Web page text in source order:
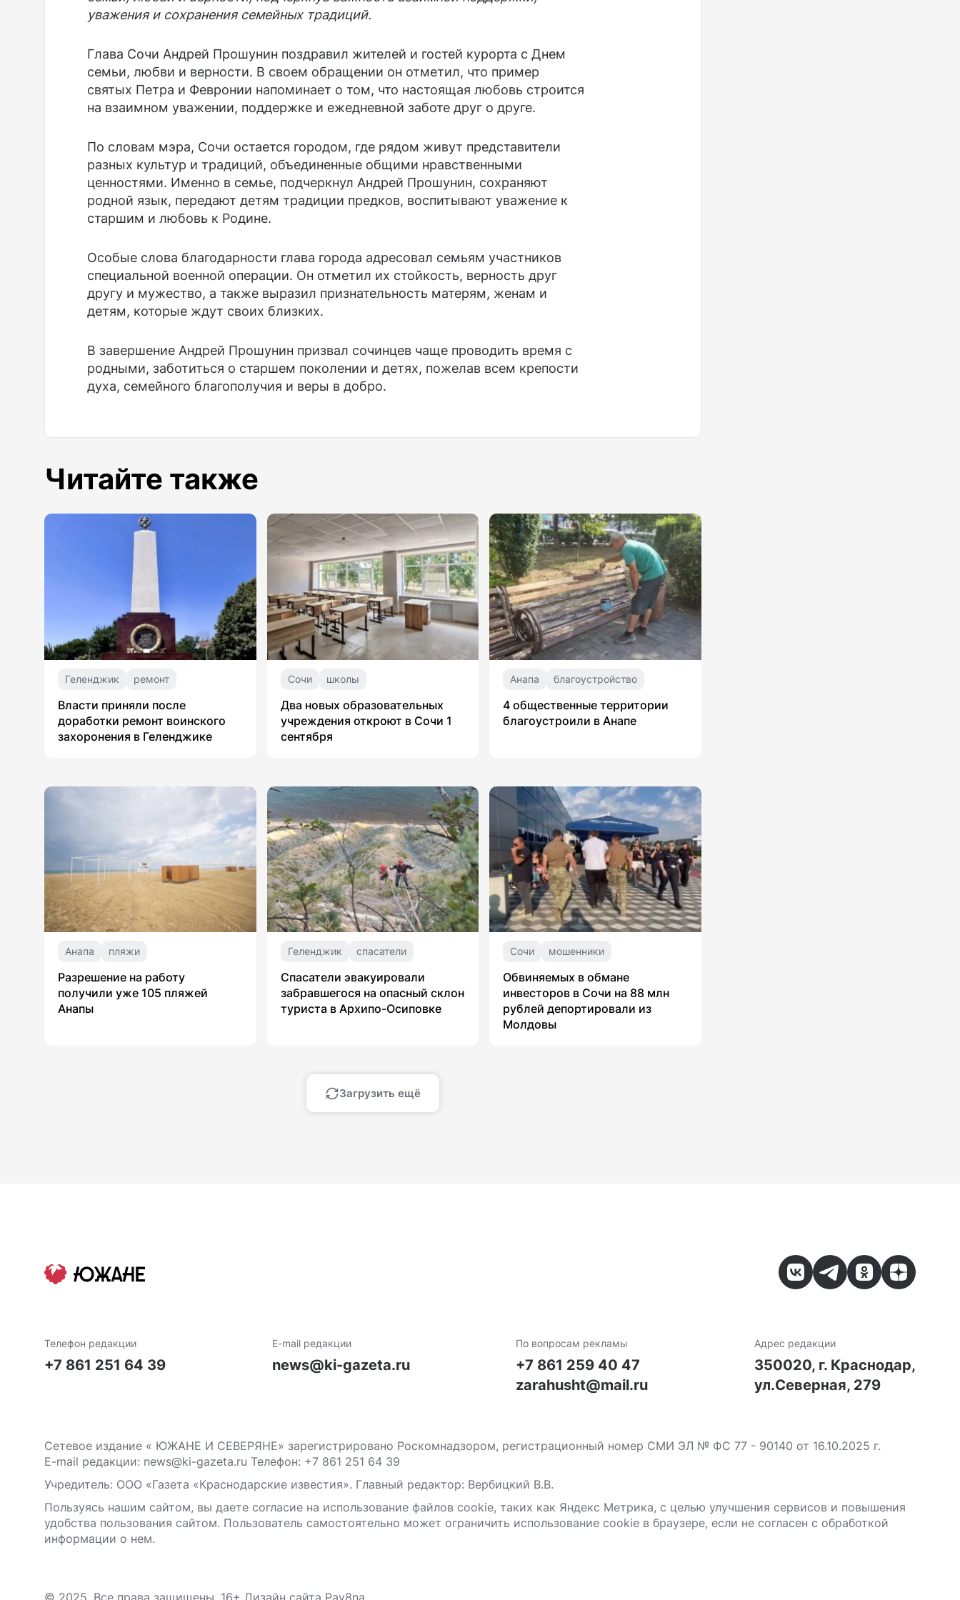
уважения и сохранения семейных традиций.
Глава Сочи Андрей Прошунин поздравил жителей и гостей курорта с Днем
семьи, любви и верности. В своем обращении он отметил, что пример
святых Петра и Февронии напоминает о том, что настоящая любовь строится
на взаимном уважении, поддержке и ежедневной заботе друг о друге.
По словам мэра, Сочи остается городом, где рядом живут представители
разных культур и традиций, объединенные общими нравственными
ценностями. Именно в семье, подчеркнул Андрей Прошунин, сохраняют
родной язык, передают детям традиции предков, воспитывают уважение к
старшим и любовь к Родине.
Особые слова благодарности глава города адресовал семьям участников
специальной военной операции. Он отметил их стойкость, верность друг
другу и мужество, а также выразил признательность матерям, женам и
детям, которые ждут своих близких.
В завершение Андрей Прошунин призвал сочинцев чаще проводить время с
родными, заботиться о старшем поколении и детях, пожелав всем крепости
духа, семейного благополучия и веры в добро.
Читайте также
Геленджик ремонт
Власти приняли после
доработки ремонт воинского
захоронения в Геленджике
Сочи школы
Два новых образовательных
учреждения откроют в Сочи 1
сентября
Анапа благоустройство
4 общественные территории
благоустроили в Анапе
Анапа пляжи
Разрешение на работу
получили уже 105 пляжей
Анапы
Геленджик спасатели
Спасатели эвакуировали
забравшегося на опасный склон
туриста в Архипо-Осиповке
Сочи мошенники
Обвиняемых в обмане
инвесторов в Сочи на 88 млн
рублей депортировали из
Молдовы
Загрузить ещё
Телефон редакции
+7 861 251 64 39
E-mail редакции
news@ki-gazeta.ru
По вопросам рекламы
+7 861 259 40 47
zarahusht@mail.ru
Адрес редакции
350020, г. Краснодар,
ул.Северная, 279
Сетевое издание « ЮЖАНЕ И СЕВЕРЯНЕ» зарегистрировано Роскомнадзором, регистрационный номер СМИ ЭЛ № ФС 77 - 90140 от 16.10.2025 г.
E-mail редакции: news@ki-gazeta.ru Телефон: +7 861 251 64 39
Учредитель: ООО «Газета «Краснодарские известия». Главный редактор: Вербицкий В.В.
Пользуясь нашим сайтом, вы даете согласие на использование файлов сооkіе, таких как Яндекс Метрика, с целью улучшения сервисов и повышения
удобства пользования сайтом. Пользователь самостоятельно может ограничить использование сооkіе в браузере, если не согласен с обработкой
информации о нем.